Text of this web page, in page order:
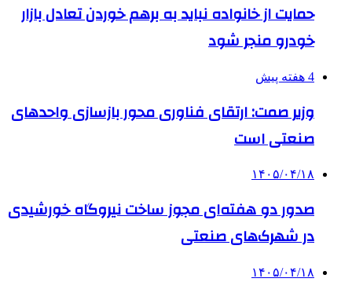
حمایت از خانواده نباید به برهم خوردن تعادل بازار
خودرو منجر شود
4 هفته پیش
وزیر صمت: ارتقای فناوری محور بازسازی واحدهای
صنعتی است
۱۴۰۵/۰۴/۱۸
صدور دو هفته‌ای مجوز ساخت نیروگاه خورشیدی
در شهرک‌های صنعتی
۱۴۰۵/۰۴/۱۸